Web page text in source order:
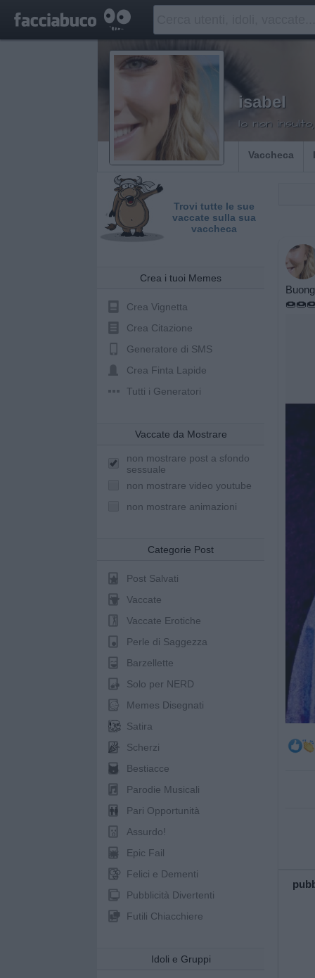
isabel
Io non
Vaccheca
Trovi tutte le sue
vaccate sulla sua
vaccheca
Crea i tuoi Memes
Crea Vignetta
Crea Citazione
Generatore di SMS
Crea Finta Lapide
Tutti i Generatori
Vaccate da Mostrare
non mostrare post a sfondo
sessuale
non mostrare video youtube
non mostrare animazioni
Categorie Post
Post Salvati
Vaccate
Vaccate Erotiche
Perle di Saggezza
Barzellette
Solo per NERD
Memes Disegnati
Satira
Scherzi
Bestiacce
Parodie Musicali
Pari Opportunità
Assurdo!
Epic Fail
Felici e Dementi
Pubblicità Divertenti
Futili Chiacchiere
Idoli e Gruppi